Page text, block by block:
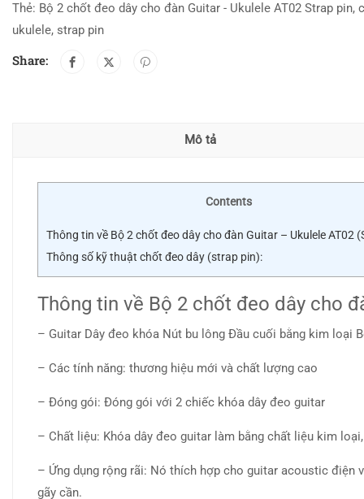
Thẻ: Bộ 2 chốt đeo dây cho đàn Guitar - Ukulele AT02 Strap pin,
ukulele, strap pin
Share:
Mô tả
Contents
Thông tin về Bộ 2 chốt đeo dây cho đàn Guitar – Ukulele AT02
Thông số kỹ thuật chốt đeo dây (strap pin):
Thông tin về Bộ 2 chốt đeo dây cho
– Guitar Dây đeo khóa Nút bu lông Đầu cuối bằng kim loại
– Các tính năng: thương hiệu mới và chất lượng cao
– Đóng gói: Đóng gói với 2 chiếc khóa dây đeo guitar
– Chất liệu: Khóa dây đeo guitar làm bằng chất liệu kim
– Ứng dụng rộng rãi: Nó thích hợp cho guitar acoustic điện
gãy cần.